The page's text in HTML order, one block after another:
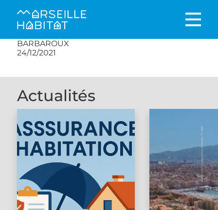
BARBAROUX
24/12/2021
Actualités